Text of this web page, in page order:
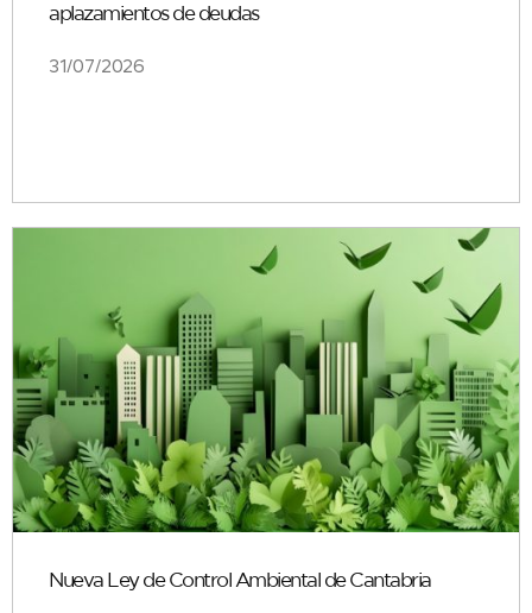
aplazamientos de deudas
31/07/2026
Nueva Ley de Control Ambiental de Cantabria